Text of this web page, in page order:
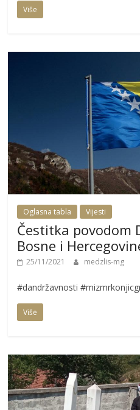
Više
Oglasna tabla Vijesti
Čestitka povodom
Bosne i
25/11/2021 medzlis-mg
#dandržavnosti
Više